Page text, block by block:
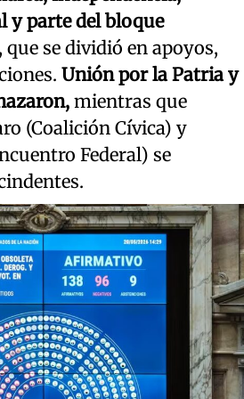
y parte del bloque
, que se dividió en apoyos,
Unión por la Patria y
mientras que
(Coalición Cívica) y
Federal) se